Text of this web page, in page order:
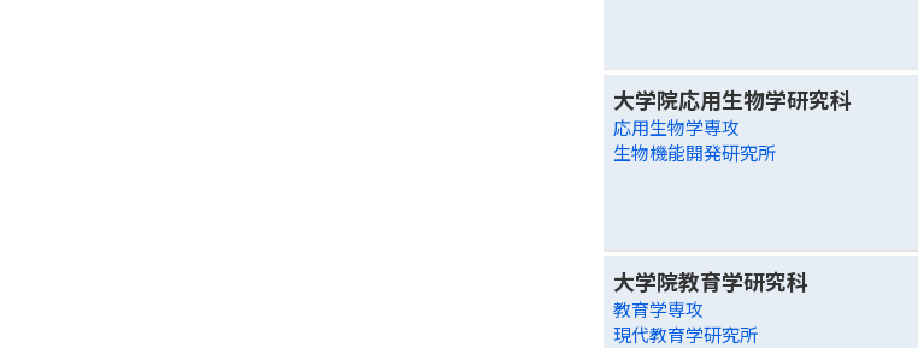
大学院応用生物学研究科
応用生物学専攻
生物機能開発研究所
大学院教育学研究科
教育学専攻
現代教育学研究所